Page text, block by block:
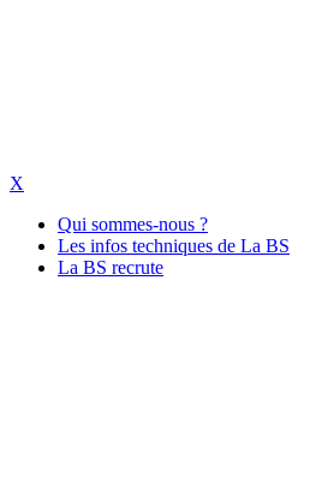
X
Qui sommes-nous ?
Les infos techniques de La BS
La BS recrute